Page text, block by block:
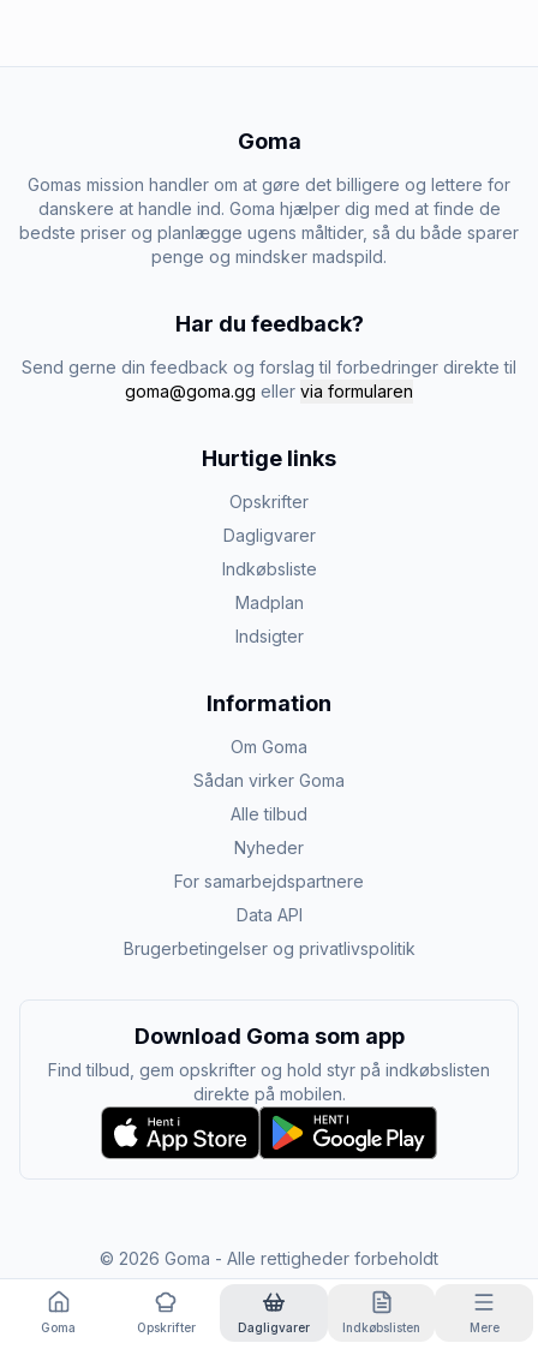
Goma
Gomas mission handler om at gøre det billigere og lettere for
danskere at handle ind. Goma hjælper dig med at finde de
bedste priser og planlægge ugens måltider, så du både sparer
penge og mindsker madspild.
Har du feedback?
Send gerne din feedback og forslag til forbedringer direkte til
goma@goma.gg eller via formularen
Hurtige links
Opskrifter
Dagligvarer
Indkøbsliste
Madplan
Indsigter
Information
Om Goma
Sådan virker Goma
Alle tilbud
Nyheder
For samarbejdspartnere
Data API
Brugerbetingelser og privatlivspolitik
Download Goma som app
Find tilbud, gem opskrifter og hold styr på indkøbslisten
direkte på mobilen.
© 2026 Goma - Alle rettigheder forbeholdt
Goma Opskrifter Dagligvarer Indkøbslisten Mere